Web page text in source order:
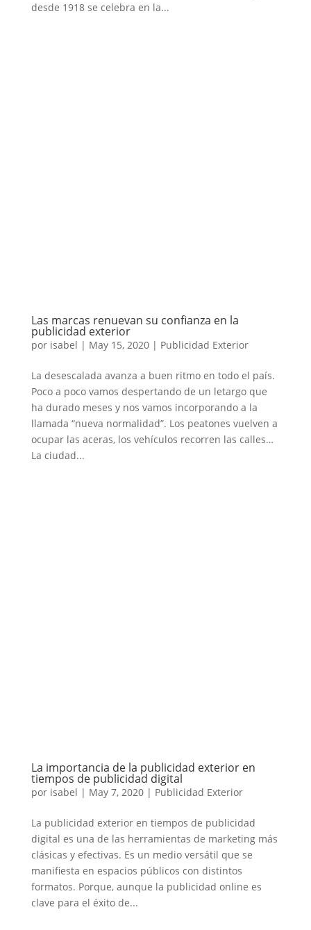
desde 1918 se celebra en la...
Las marcas renuevan su confianza en la
publicidad exterior
por isabel | May 15, 2020| Publicidad Exterior
La desescalada avanza a buen ritmo en todo el país.
Poco a poco vamos despertando de un letargo que
ha durado meses y nos vamos incorporando a la
llamada “nueva normalidad”. Los peatones vuelven a
ocupar las aceras, los vehículos recorren las calles…
La ciudad...
La importancia de la publicidad exterior en
tiempos de publicidad digital
por isabel | May 7, 2020| Publicidad Exterior
La publicidad exterior en tiempos de publicidad
digital es una de las herramientas de marketing más
clásicas y efectivas. Es un medio versátil que se
manifiesta en espacios públicos con distintos
formatos. Porque, aunque la publicidad online es
clave para el éxito de...